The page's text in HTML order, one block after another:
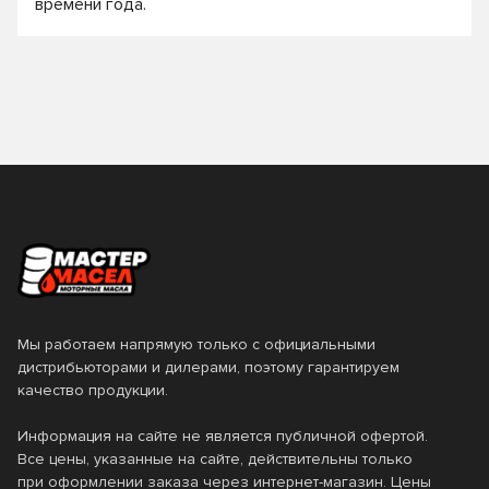
времени года.
Мы работаем напрямую только с официальными
дистрибьюторами и дилерами, поэтому гарантируем
качество продукции.
Информация на сайте не является публичной офертой.
Все цены, указанные на сайте, действительны только
при оформлении заказа через интернет-магазин. Цены